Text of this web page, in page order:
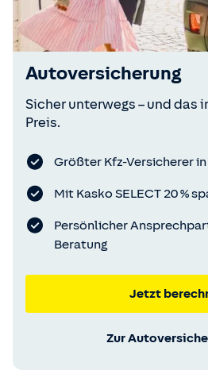
Autoversicherung
Sicher unterwegs – und das
Preis.
Größter Kfz-Versicherer
Mit Kasko SELECT 20 %
Persönlicher
Beratung
Jetzt
Zur